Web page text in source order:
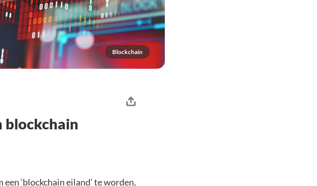
Blockchain
blockchain
‘blockchain eiland’ te worden,